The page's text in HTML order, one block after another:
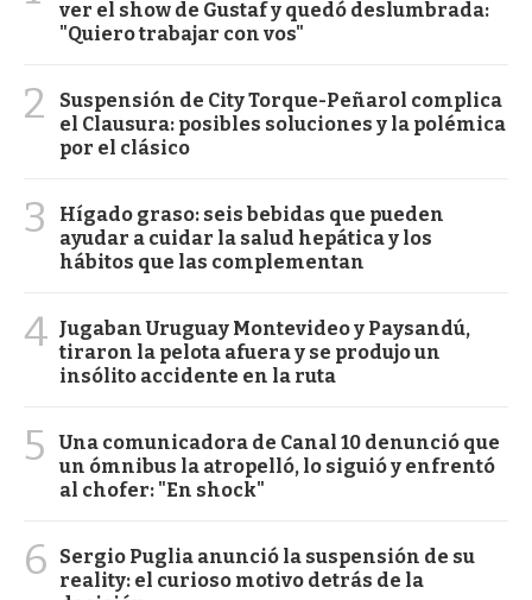
ver el show de Gustaf y quedó deslumbrada:
"Quiero trabajar con vos"
2
Suspensión de City Torque-Peñarol complica
el Clausura: posibles soluciones y la polémica
por el clásico
3
Hígado graso: seis bebidas que pueden
ayudar a cuidar la salud hepática y los
hábitos que las complementan
4 Jugaban Uruguay Montevideo y Paysandú,
tiraron la pelota afuera y se produjo un
insólito accidente en la ruta
5
Una comunicadora de Canal 10 denunció que
un ómnibus la atropelló, lo siguió y enfrentó
al chofer: "En shock"
6
Sergio Puglia anunció la suspensión de su
reality: el curioso motivo detrás de la